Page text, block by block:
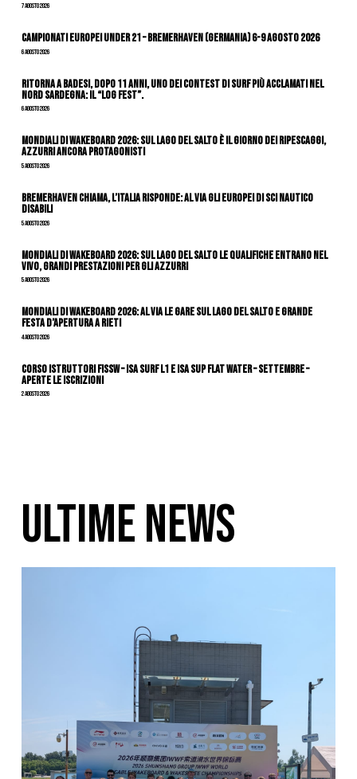
7 Agosto 2026
Campionati Europei Under 21 – Bremerhaven (Germania) 6-9 agosto 2026
6 Agosto 2026
Ritorna a Badesi, dopo 11 anni, uno dei contest di surf più acclamati nel
nord Sardegna: il “Log Fest”.
6 Agosto 2026
Mondiali di Wakeboard 2026: sul Lago del Salto è il giorno dei ripescaggi,
azzurri ancora protagonisti
5 Agosto 2026
Bremerhaven chiama, l’Italia risponde: al via gli Europei di Sci Nautico
Disabili
5 Agosto 2026
Mondiali di Wakeboard 2026: sul Lago del Salto le qualifiche entrano nel
vivo, grandi prestazioni per gli azzurri
5 Agosto 2026
Mondiali di Wakeboard 2026: al via le gare sul Lago del Salto e grande
festa d’apertura a Rieti
4 Agosto 2026
CORSO ISTRUTTORI FISSW – ISA SURF L1 e ISA SUP Flat Water – SETTEMBRE –
APERTE LE ISCRIZIONI
2 Agosto 2026
ULTIME NEWS